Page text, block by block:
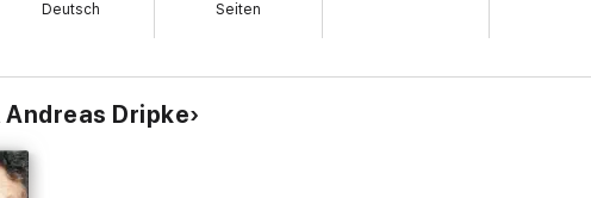
einen regenerativen Energieträger, der weltweit Akzeptanz finden und Kohle,
an, weniger auf die Dekarbonisierung.
Andreas Dripke zur Seite geholt - eine erfolgreiche Symbiose
Deutsch Seiten
Dripke